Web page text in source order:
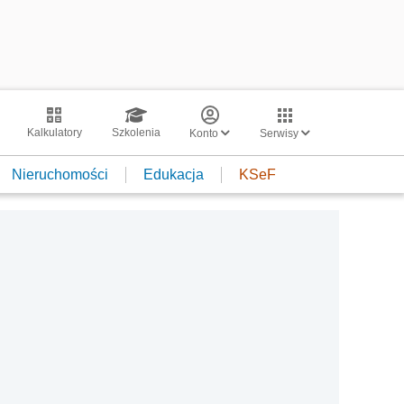
Kalkulatory Szkolenia Konto Serwisy
Nieruchomości Edukacja KSeF